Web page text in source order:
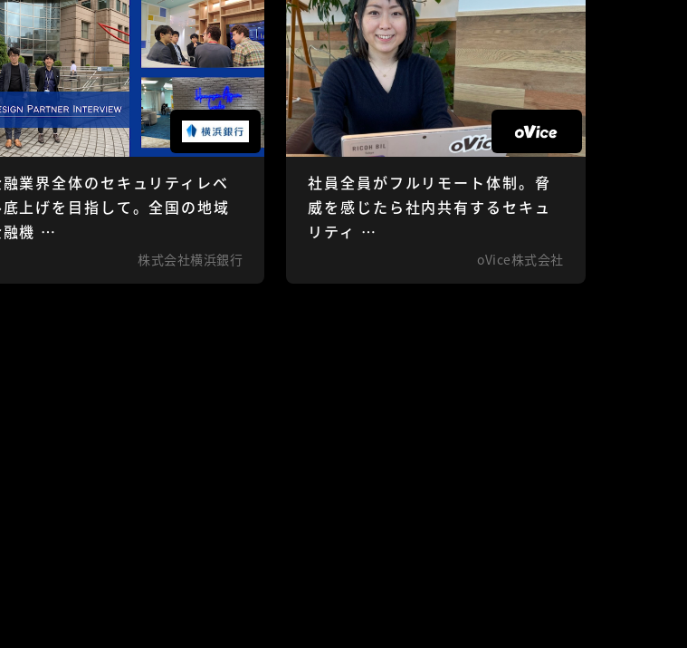
業界全体のセキュリティレベ
底上げを目指して。全国の地域
融機 …
株式会社横浜銀行
社員全員がフルリモート体制。脅
威を感じたら社内共有するセキュ
リティ …
oVice株式会社